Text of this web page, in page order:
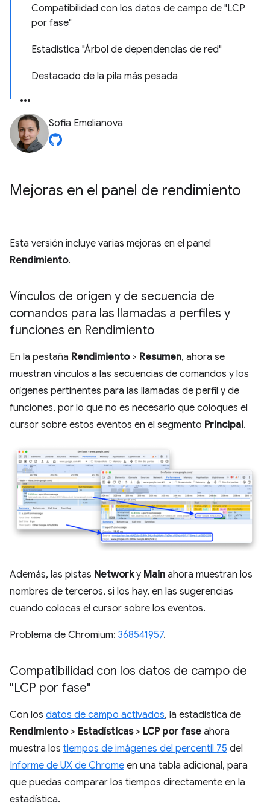
Compatibilidad con los datos de campo de "LCP
por fase"
Estadística "Árbol de dependencias de red"
Destacado de la pila más pesada
Sofia Emelianova
Mejoras en el panel de rendimiento
Esta versión incluye varias mejoras en el panel
Rendimiento.
Vínculos de origen y de secuencia de
comandos para las llamadas a perfiles y
funciones en Rendimiento
En la pestaña Rendimiento> Resumen, ahora se
muestran vínculos a las secuencias de comandos y los
orígenes pertinentes para las llamadas de perfil y de
funciones, por lo que no es necesario que coloques el
cursor sobre estos eventos en el segmento Principal.
Además, las pistas Networky Main ahora muestran los
nombres de terceros, si los hay, en las sugerencias
cuando colocas el cursor sobre los eventos.
Problema de Chromium: 368541957.
Compatibilidad con los datos de campo de
"LCP por fase"
Con los datos de campo activados, la estadística de
Rendimiento> Estadísticas> LCP por fase ahora
muestra los tiempos de imágenes del percentil 75 del
Informe de UX de Chrome en una tabla adicional, para
que puedas comparar los tiempos directamente en la
estadística.